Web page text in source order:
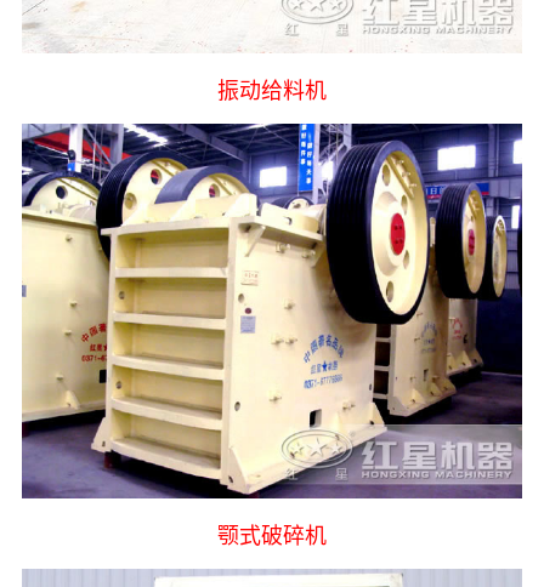
振动给料机
颚式破碎机